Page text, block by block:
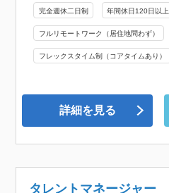
完全週休二日制 年間休日120日以上
フルリモートワーク（居住地問わず）
フレックスタイム制（コアタイムあり）
詳細を見る
タレントマネージャー